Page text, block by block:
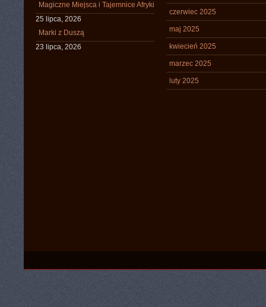
Magiczne Miejsca i Tajemnice Afryki
25 lipca, 2026
Marki z Duszą
23 lipca, 2026
czerwiec 2025
maj 2025
kwiecień 2025
marzec 2025
luty 2025